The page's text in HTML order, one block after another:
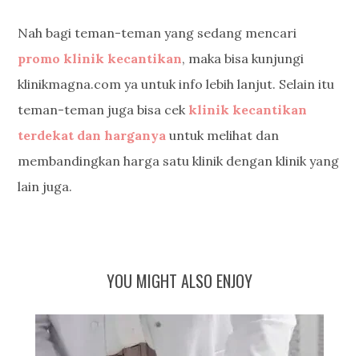
Nah bagi teman-teman yang sedang mencari
promo klinik kecantikan, maka bisa kunjungi
klinikmagna.com ya untuk info lebih lanjut. Selain itu
teman-teman juga bisa cek klinik kecantikan
terdekat dan harganya untuk melihat dan
membandingkan harga satu klinik dengan klinik yang
lain juga.
YOU MIGHT ALSO ENJOY